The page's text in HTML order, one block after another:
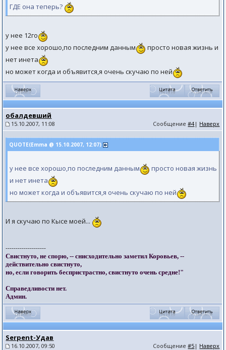
ГДЕ она теперь?
у нее 12го
у нее все хорошо,по последним данным
просто новая жизнь и
нет инета
но может когда и объявится,я очень скучаю по ней
обалдевший
15.10.2007, 11:08 Сообщение#4| Наверх
QUOTE(Emma @ 15.10.2007, 12:07)
у нее все хорошо,по последним данным
просто новая жизнь
и нет инета
но может когда и объявится,я очень скучаю по ней
И я скучаю по Кысе моей...
--------------------
Свистнуто, не спорю, -- снисходительно заметил Коровьев, --
действительно свистнуто,
но, если говорить беспристрастно, свистнуто очень средне!"
Справедливости нет.
Админ.
Serpent-Удав
16.10.2007, 09:50 Сообщение#5 | Наверх